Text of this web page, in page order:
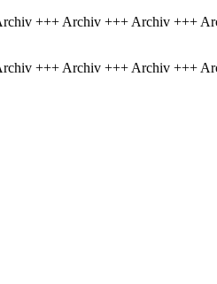
+++ Archiv +++ Archiv +++
+++ Archiv +++ Archiv +++